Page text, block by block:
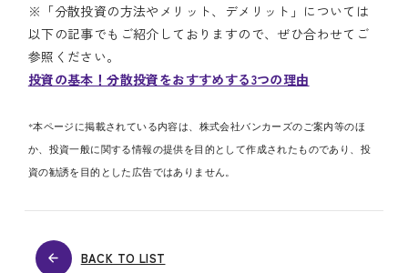
※「分散投資の方法やメリット、デメリット」については
以下の記事でもご紹介しておりますので、ぜひ合わせてご
参照ください。
投資の基本！分散投資をおすすめする3つの理由
*本ページに掲載されている内容は、株式会社バンカーズのご案内等のほ
か、投資一般に関する情報の提供を目的として作成されたものであり、投
資の勧誘を目的とした広告ではありません。
BACK TO LIST